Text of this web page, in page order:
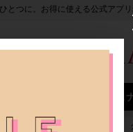
とつに。お得に使える公式アプ
ス
バッグ